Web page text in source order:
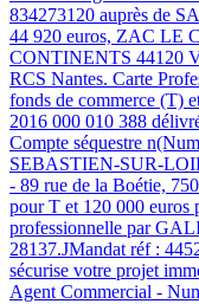
834273120 auprès de
44 920 euros, ZAC LE
CONTINENTS 44120
RCS Nantes. Carte
fonds de commerce (T)
2016 000 010 388
Compte séquestre
SEBASTIEN-SUR-
- 89 rue de la Boétie,
pour T et 120 000 euros
professionnelle par
28137.JMandat réf :
sécurise votre projet
Agent Commercial -